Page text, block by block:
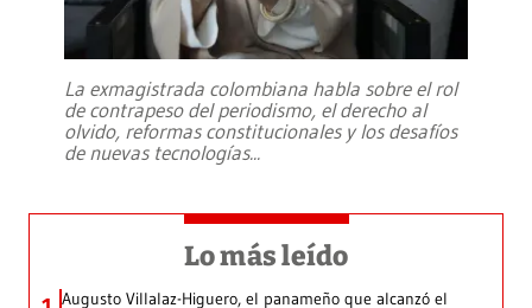
La exmagistrada colombiana habla sobre el rol
de contrapeso del periodismo, el derecho al
olvido, reformas constitucionales y los desafíos
de nuevas tecnologías...
Lo más leído
Augusto Villalaz-Higuero, el panameño que alcanzó el